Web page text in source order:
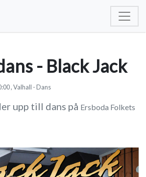
- Black Jack
, Valhall - Dans
upp till dans på Ersboda Folkets